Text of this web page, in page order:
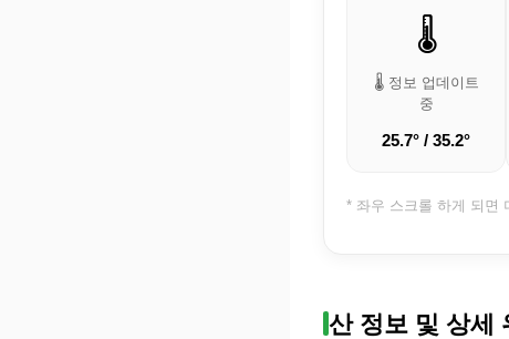
🌡️
🌡️ 정보 업데이트
중
25.7° / 35.2°
* 좌우 스크롤 하게 되면
산 정보 및 상세